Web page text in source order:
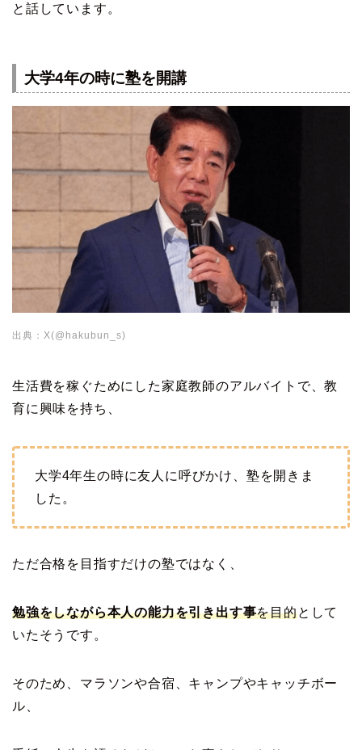
と話しています。
大学4年の時に塾を開講
出典：X(@hakubun_s)
生活費を稼ぐためにした家庭教師のアルバイトで、教
育に興味を持ち、
大学4年生の時に友人に呼びかけ、塾を開きま
した。
ただ合格を目指すだけの塾ではなく、
勉強をしながら本人の能力を引き出す事を目的として
いたそうです。
そのため、マラソンや合宿、キャンプやキャッチボー
ル、